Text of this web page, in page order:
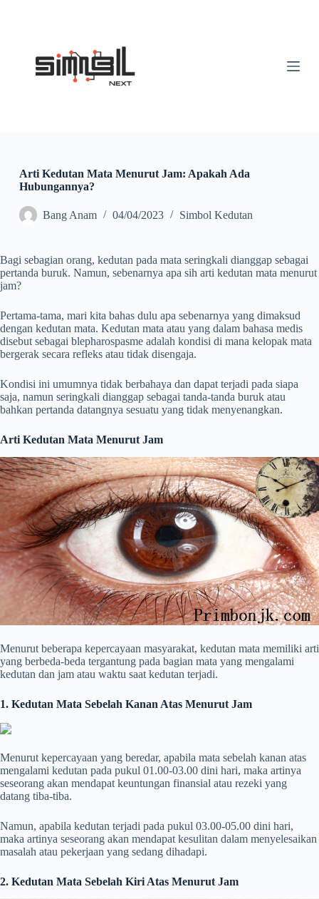
Arti Kedutan Mata Menurut Jam: Apakah Ada
Hubungannya?
Bang Anam 04/04/2023 Simbol Kedutan
Bagi sebagian orang, kedutan pada mata seringkali dianggap sebagai
pertanda buruk. Namun, sebenarnya apa sih arti kedutan mata menurut
jam?
Pertama-tama, mari kita bahas dulu apa sebenarnya yang dimaksud
dengan kedutan mata. Kedutan mata atau yang dalam bahasa medis
disebut sebagai blepharospasme adalah kondisi di mana kelopak mata
bergerak secara refleks atau tidak disengaja.
Kondisi ini umumnya tidak berbahaya dan dapat terjadi pada siapa
saja, namun seringkali dianggap sebagai tanda-tanda buruk atau
bahkan pertanda datangnya sesuatu yang tidak menyenangkan.
Arti Kedutan Mata Menurut Jam
Menurut beberapa kepercayaan masyarakat, kedutan mata memiliki arti
yang berbeda-beda tergantung pada bagian mata yang mengalami
kedutan dan jam atau waktu saat kedutan terjadi.
1. Kedutan Mata Sebelah Kanan Atas Menurut Jam
Menurut kepercayaan yang beredar, apabila mata sebelah kanan atas
mengalami kedutan pada pukul 01.00-03.00 dini hari, maka artinya
seseorang akan mendapat keuntungan finansial atau rezeki yang
datang tiba-tiba.
Namun, apabila kedutan terjadi pada pukul 03.00-05.00 dini hari,
maka artinya seseorang akan mendapat kesulitan dalam menyelesaikan
masalah atau pekerjaan yang sedang dihadapi.
2. Kedutan Mata Sebelah Kiri Atas Menurut Jam